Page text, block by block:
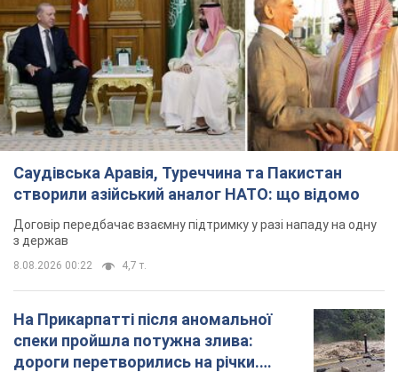
Саудівська Аравія, Туреччина та Пакистан
створили азійський аналог НАТО: що відомо
Договір передбачає взаємну підтримку у разі нападу на одну
з держав
8.08.2026 00:22 4,7 т.
На Прикарпатті після аномальної
спеки пройшла потужна злива:
дороги перетворились на річки.